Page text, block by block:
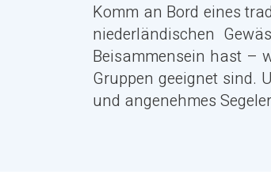
Komm an Bord eines
niederländischen
Beisammensein hast –
Gruppen geeignet sind.
und angenehmes